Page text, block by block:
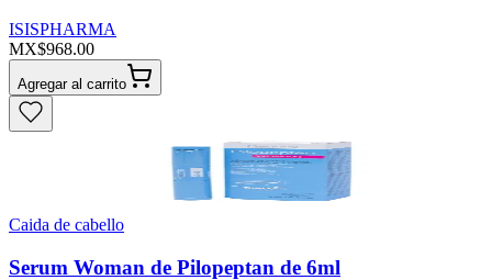
ISISPHARMA
MX$968.00
Agregar al carrito
Caida de cabello
Serum Woman de Pilopeptan de 6ml